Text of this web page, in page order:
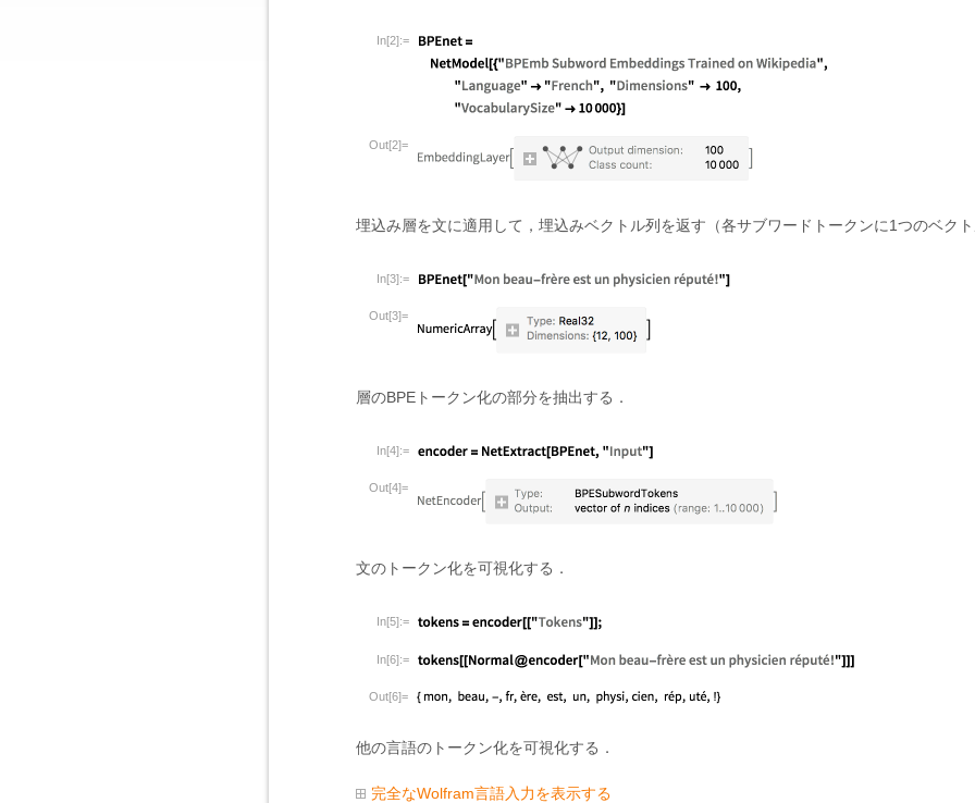
In[2]:=
Out[2]=
埋込み層を文に適用して，埋込みベクトル列を返す（各サブワードトークンに1つのベク
In[3]:=
Out[3]=
層のBPEトークン化の部分を抽出する．
In[4]:=
Out[4]=
文のトークン化を可視化する．
In[5]:=
In[6]:=
Out[6]=
他の言語のトークン化を可視化する．
完全なWolfram言語入力を表示する